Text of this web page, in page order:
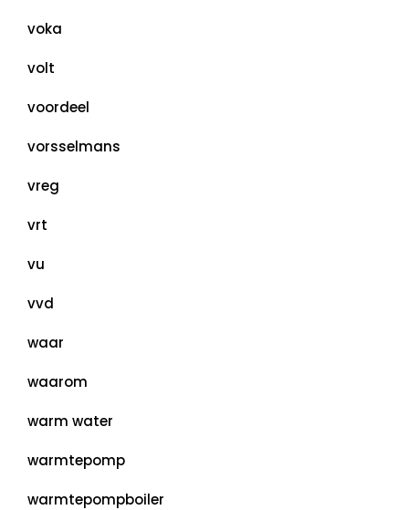
voka
volt
voordeel
vorsselmans
vreg
vrt
vu
vvd
waar
waarom
warm water
warmtepomp
warmtepompboiler